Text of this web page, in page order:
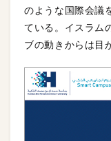
のような国際会議
ている。イスラム
ブの動きからは目